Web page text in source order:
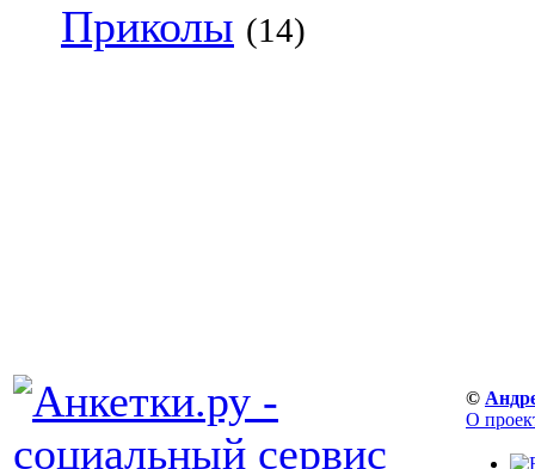
Приколы (14)
©
О